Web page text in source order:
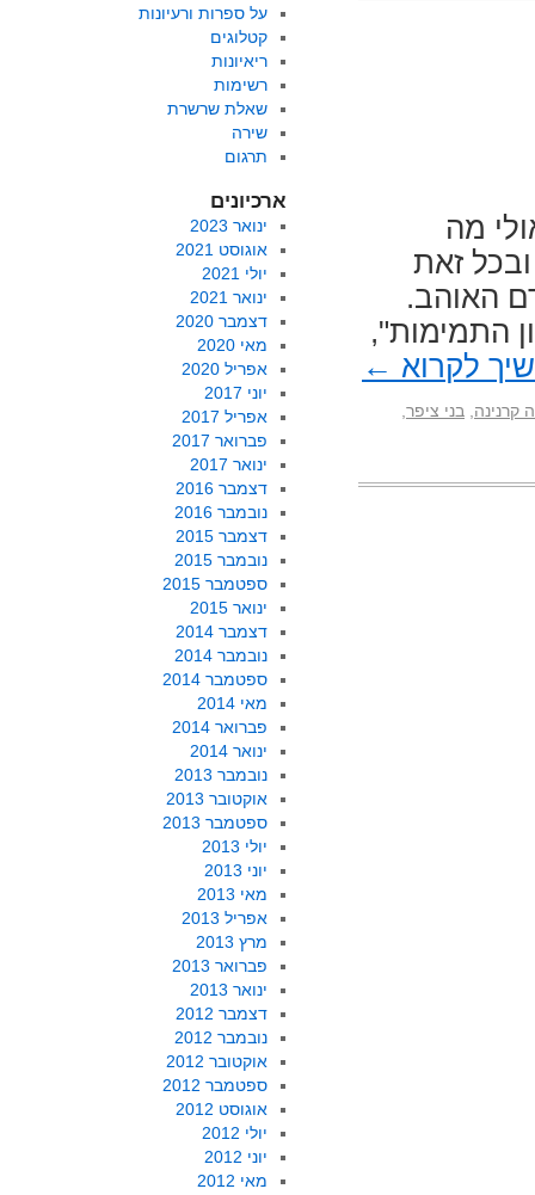
מה
זאת
האוהב.
התמימות",
לקרוא ←
קרנינה בני ציפר
על ספרות ורעיונות
קטלוגים
ריאיונות
רשימות
שאלת שרשרת
שירה
תרגום
ארכיונים
ינואר 2023
אוגוסט 2021
יולי 2021
ינואר 2021
דצמבר 2020
מאי 2020
אפריל 2020
יוני 2017
אפריל 2017
פברואר 2017
ינואר 2017
דצמבר 2016
נובמבר 2016
דצמבר 2015
נובמבר 2015
ספטמבר 2015
ינואר 2015
דצמבר 2014
נובמבר 2014
ספטמבר 2014
מאי 2014
פברואר 2014
ינואר 2014
נובמבר 2013
אוקטובר 2013
ספטמבר 2013
יולי 2013
יוני 2013
מאי 2013
אפריל 2013
מרץ 2013
פברואר 2013
ינואר 2013
דצמבר 2012
נובמבר 2012
אוקטובר 2012
ספטמבר 2012
אוגוסט 2012
יולי 2012
יוני 2012
מאי 2012